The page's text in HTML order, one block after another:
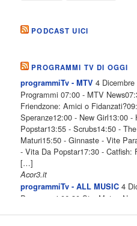
PODCAST UICI
PROGRAMMI TV DI OGGI
programmiTv - MTV 4 Dicembre
Programmi 07:00 - MTV
Friendzone: Amici o
Speranze12:00 - New Girl13:00
Popstar13:55 - Scrubs14:50 -
Maturi15:50 - Ginnaste - Vite
- Vita Da Popstar17:30 - Catfish:
[…]
Acor3.it
programmiTv - ALL MUSIC 4
Programmi 06.30